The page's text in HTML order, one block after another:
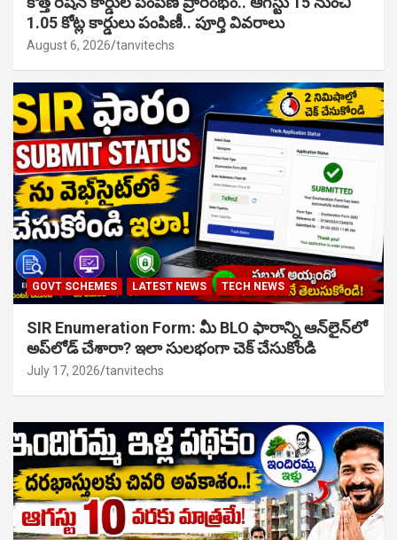
1.05 కోట్ల కార్డులు పంపిణీ.. పూర్తి వివరాలు
August 6, 2026 tanvitechs
GOVT SCHEMES LATEST NEWS TECH NEWS
SIR Enumeration Form: మీ BLO ఫారాన్ని ఆన్‌లైన్‌లో
అప్‌లోడ్ చేశారా? ఇలా సులభంగా చెక్ చేసుకోండి
July 17, 2026 tanvitechs